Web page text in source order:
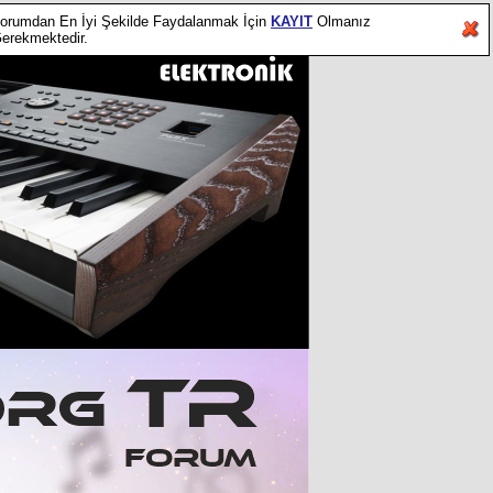
En İyi Şekilde Faydalanmak İçin KAYIT Olmanız